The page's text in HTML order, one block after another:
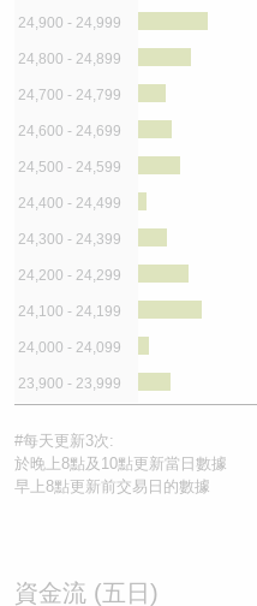
24,900 - 24,999
24,800 - 24,899
24,700 - 24,799
24,600 - 24,699
24,500 - 24,599
24,400 - 24,499
24,300 - 24,399
24,200 - 24,299
24,100 - 24,199
24,000 - 24,099
23,900 - 23,999
#每天更新3次:
於晚上8點及10點更新當日數據
早上8點更新前交易日的數據
資金流 (五日)